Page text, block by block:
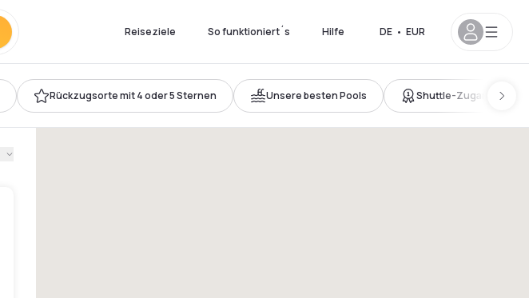
Reiseziele So funktioniert´s Hilfe DE • EUR
Rückzugsorte mit 4 oder 5 Sternen Unsere besten Pools Shuttle-Zugang